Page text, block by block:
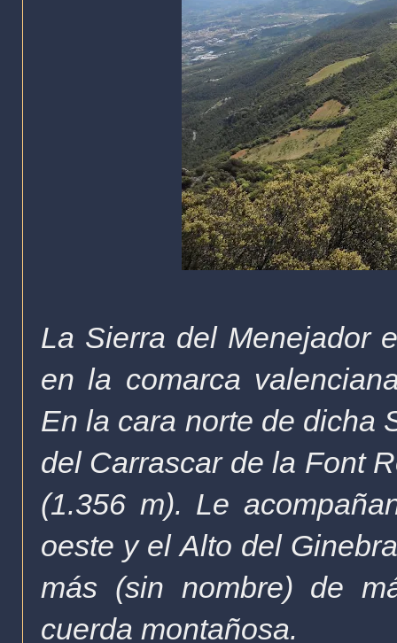
La Sierra del Menejador
en la comarca
En la cara norte de dicha
del Carrascar de la Font
(1.356 m). Le
oeste y el Alto del
más (sin nombre) de
cuerda montañosa.